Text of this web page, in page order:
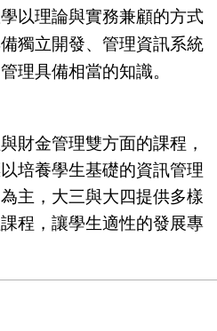
以理論與實務兼顧的方式
獨立開發、管理資訊系統
理具備相當的知識。
財金管理雙方面的課程，
培養學生基礎的資訊管理
主，大三與大四提供多樣
程，讓學生適性的發展專